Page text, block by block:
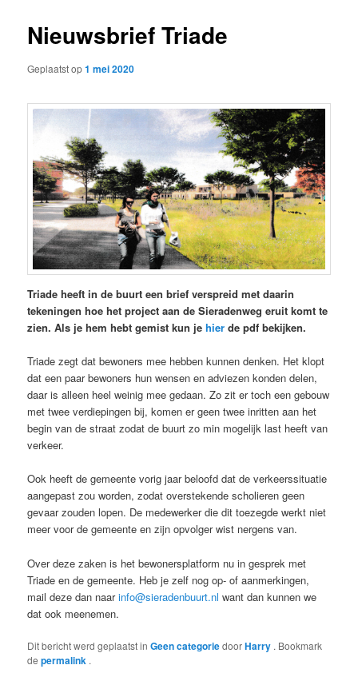
Nieuwsbrief Triade
Geplaatst op1 mei 2020
Triade heeft in de buurt een brief verspreid met daarin
tekeningen hoe het project aan de Sieradenweg eruit komt te
zien. Als je hem hebt gemist kun je hierde pdf bekijken.
Triade zegt dat bewoners mee hebben kunnen denken. Het klopt
dat een paar bewoners hun wensen en adviezen konden delen,
daar is alleen heel weinig mee gedaan. Zo zit er toch een gebouw
met twee verdiepingen bij, komen er geen twee inritten aan het
begin van de straat zodat de buurt zo min mogelijk last heeft van
verkeer.
Ook heeft de gemeente vorig jaar beloofd dat de verkeerssituatie
aangepast zou worden, zodat overstekende scholieren geen
gevaar zouden lopen. De medewerker die dit toezegde werkt niet
meer voor de gemeente en zijn opvolger wist nergens van.
Over deze zaken is het bewonersplatform nu in gesprek met
Triade en de gemeente. Heb je zelf nog op- of aanmerkingen,
mail deze dan naarinfo@sieradenbuurt.nlwant dan kunnen we
dat ook meenemen.
Dit bericht werd geplaatst inGeen categoriedoorHarry . Bookmark
depermalink .